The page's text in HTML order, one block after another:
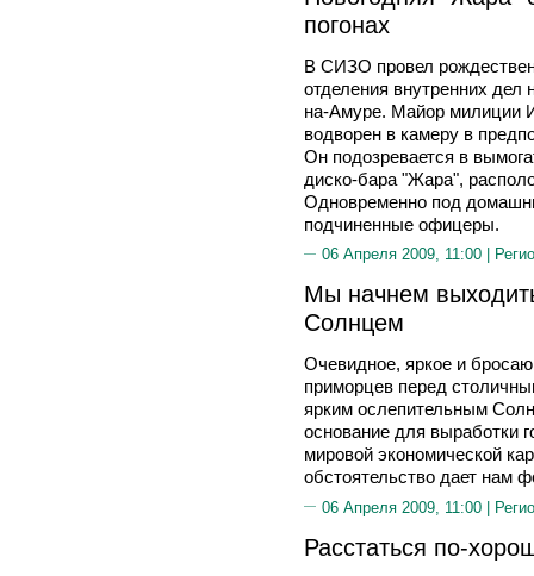
погонах
В СИЗО провел
отделения внутренних дел
на-Амуре. Майор милиции
водворен в камеру в
Он подозревается в
диско-бара "Жара",
Одновременно под
подчиненные офицеры.
06 Апреля 2009, 11:00 |
Мы начнем
Солнцем
Очевидное, яркое и
приморцев перед
ярким ослепительным
основание для выработки
мировой экономической
обстоятельство дает нам
06 Апреля 2009, 11:00 |
Расстаться по-